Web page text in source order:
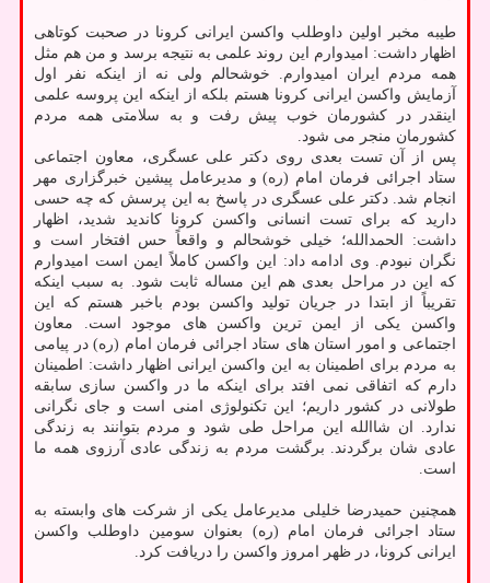
طیبه مخبر اولین داوطلب واکسن ایرانی کرونا در صحبت کوتاهی
اظهار داشت: امیدوارم این روند علمی به نتیجه برسد و من هم مثل
همه مردم ایران امیدوارم. خوشحالم ولی نه از اینکه نفر اول
آزمایش واکسن ایرانی کرونا هستم بلکه از اینکه این پروسه علمی
اینقدر در کشورمان خوب پیش رفت و به سلامتی همه مردم
کشورمان منجر می شود.
پس از آن تست بعدی روی دکتر علی عسگری، معاون اجتماعی
ستاد اجرائی فرمان امام (ره) و مدیرعامل پیشین خبرگزاری مهر
انجام شد. دکتر علی عسگری در پاسخ به این پرسش که چه حسی
دارید که برای تست انسانی واکسن کرونا کاندید شدید، اظهار
داشت: الحمدالله؛ خیلی خوشحالم و واقعاً حس افتخار است و
نگران نبودم. وی ادامه داد: این واکسن کاملاً ایمن است امیدوارم
که این در مراحل بعدی هم این مساله ثابت شود. به سبب اینکه
تقریباً از ابتدا در جریان تولید واکسن بودم باخبر هستم که این
واکسن یکی از ایمن ترین واکسن های موجود است. معاون
اجتماعی و امور استان های ستاد اجرائی فرمان امام (ره) در پیامی
به مردم برای اطمینان به این واکسن ایرانی اظهار داشت: اطمینان
دارم که اتفاقی نمی افتد برای اینکه ما در واکسن سازی سابقه
طولانی در کشور داریم؛ این تکنولوژی امنی است و جای نگرانی
ندارد. ان شاالله این مراحل طی شود و مردم بتوانند به زندگی
عادی شان برگردند. برگشت مردم به زندگی عادی آرزوی همه ما
است.
همچنین حمیدرضا خلیلی مدیرعامل یکی از شرکت های وابسته به
ستاد اجرائی فرمان امام (ره) بعنوان سومین داوطلب واکسن
ایرانی کرونا، در ظهر امروز واکسن را دریافت کرد.